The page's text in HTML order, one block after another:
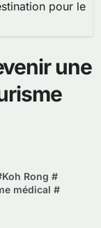
pour le
une
Koh Rong #
médical #